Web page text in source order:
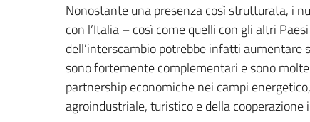
Nonostante una presenza così strutturata, i
con l’Italia – così come quelli con gli altri
dell’interscambio potrebbe infatti aumentare
sono fortemente complementari e sono
partnership economiche nei campi
agroindustriale, turistico e della